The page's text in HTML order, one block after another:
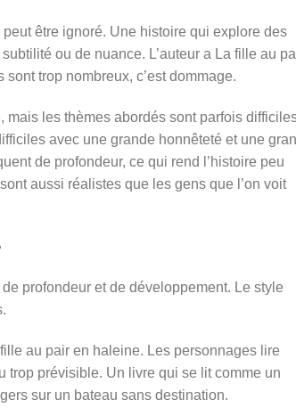
être ignoré. Une histoire qui explore des
ou de nuance. L’auteur a La fille au
trop nombreux, c’est dommage.
les thèmes abordés sont parfois
avec une grande honnêteté et une
de profondeur, ce qui rend l’histoire peu
aussi réalistes que les gens que l’on voit
profondeur et de développement. Le style
au pair en haleine. Les personnages lire
trop prévisible. Un livre qui se lit comme un
sur un bateau sans destination.